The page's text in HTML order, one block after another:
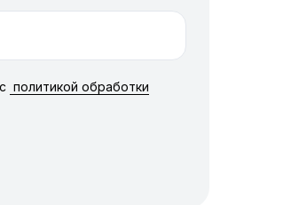
политикой обработки